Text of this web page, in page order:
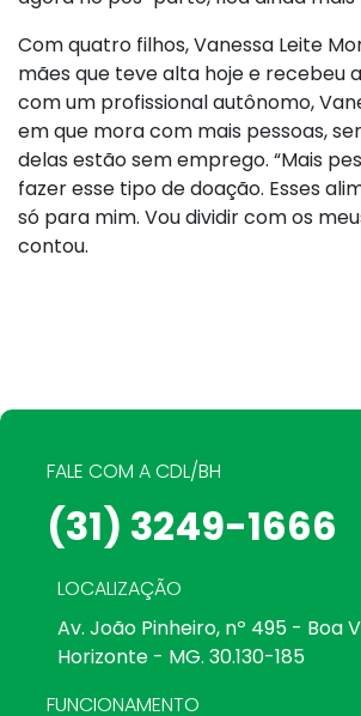
Com quatro filhos, Vanessa Leite
mães que teve alta hoje e recebeu
com um profissional autônomo,
em que mora com mais pessoas,
delas estão sem emprego. “Mais
fazer esse tipo de doação. Esses
só para mim. Vou dividir com os
contou.
FALE COM A CDL/BH
(31) 3249-1666
LOCALIZAÇÃO
Av. João Pinheiro, nº 495 - Boa
Horizonte - MG. 30.130-185
FUNCIONAMENTO